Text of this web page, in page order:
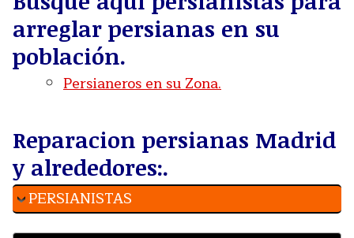
arreglar persianas en su
población.
Persianeros en su Zona.
Reparacion persianas Madrid
y alrededores:.
PERSIANISTAS